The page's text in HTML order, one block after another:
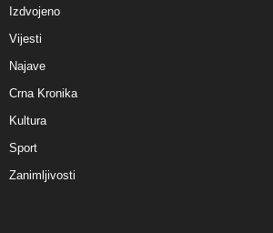
Izdvojeno
Vijesti
Najave
Crna Kronika
Kultura
Sport
Zanimljivosti